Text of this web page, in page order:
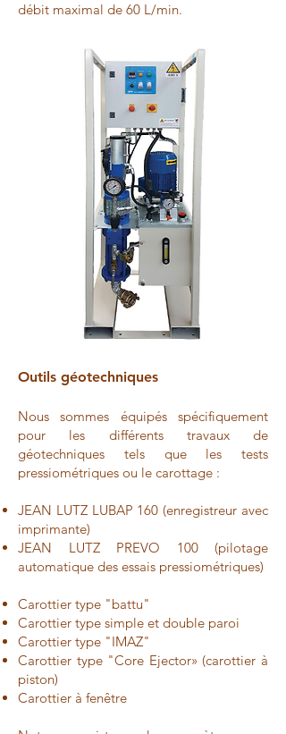
débit maximal de 60 L/min.
Outils géotechniques
Nous sommes équipés spécifiquement
pour les différents travaux de
géotechniques tels que les tests
pressiométriques ou le carottage :
JEAN LUTZ LUBAP 160 (enregistreur avec
imprimante)
JEAN LUTZ PREVO 100 (pilotage
automatique des essais pressiométriques)
Carottier type "battu"
Carottier type simple et double paroi
Carottier type "IMAZ"
Carottier type "Core Ejector» (carottier à
piston)
Carottier à fenêtre